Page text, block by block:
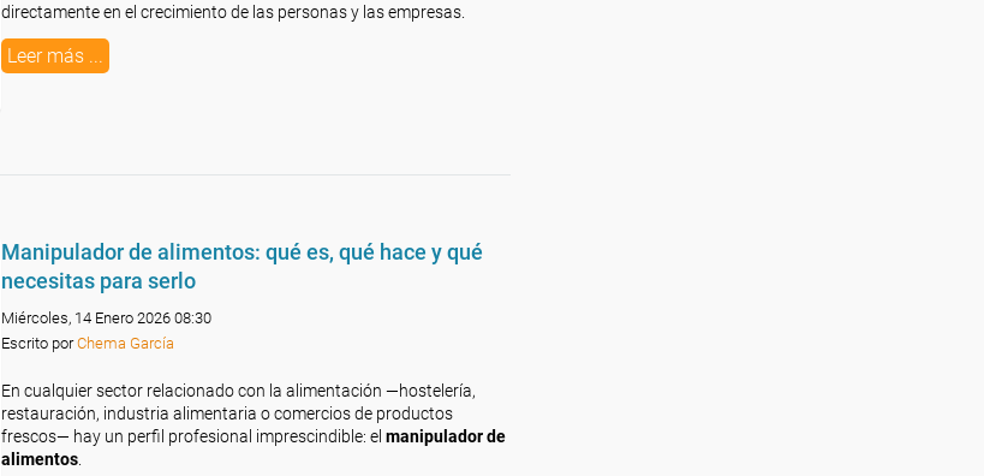
directamente en el crecimiento de las personas y las empresas.
Leer más ...
Manipulador de alimentos: qué es, qué hace y qué
necesitas para serlo
Miércoles, 14 Enero 2026 08:30
Escrito porChema García
En cualquier sector relacionado con la alimentación —hostelería,
restauración, industria alimentaria o comercios de productos
frescos— hay un perfil profesional imprescindible: el manipulador de
alimentos.